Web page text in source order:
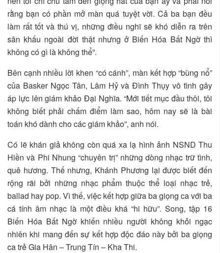
rằng bạn có phần mở màn quá tuyệt vời. Cả ba bạn đều
làm rất tốt và thú vị, những điều nghĩ sẽ khó diễn ra trên
sân khấu ngoài đời thật nhưng ở Biến Hóa Bất Ngờ thì
không có gì là không thể”.
Bên cạnh nhiều lời khen “có cánh”, màn kết hợp “bùng nổ”
của Basker Ngọc Tân, Lâm Hỷ và Đình Thụy vô tình gây
áp lực lên giám khảo Đại Nghĩa. “Mới tiết mục đầu thôi, tôi
không biết phải chấm điểm làm sao, hôm nay sẽ là bài
toán khó dành cho các giám khảo”, anh nói.
Có lẽ khán giả không còn quá xa lạ hình ảnh NSND Thu
Hiền và Phi Nhung “chuyên trị” những dòng nhạc trữ tình,
quê hương. Thế nhưng, Khánh Phương lại được biết đến
rộng rãi bởi những nhạc phẩm thuộc thể loại nhạc trẻ,
ballad hay pop. Vì thế, việc kết hợp giữa ba giọng ca với ba
cá tính âm nhạc là một điều khá “hi hữu”. Song, tập 16
Biến Hóa Bất Ngờ khiến nhiều người không khỏi ngạc
nhiên khi mang đến sự kết hợp độc đáo này bởi ba giọng
ca trẻ Gia Hân – Trung Tín – Kha Thi.